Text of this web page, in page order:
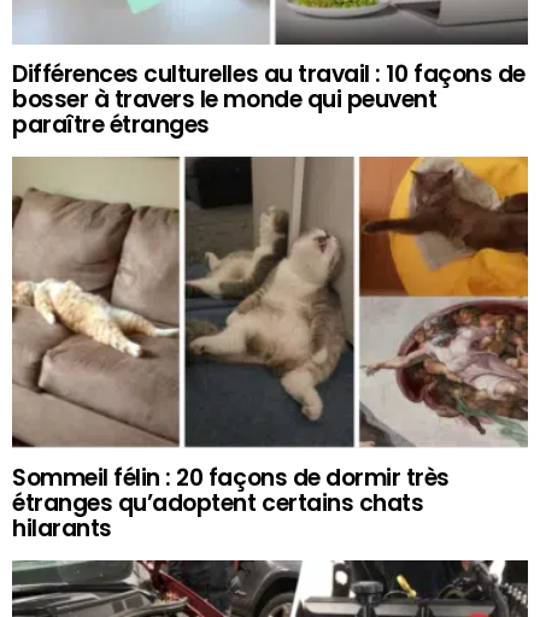
Différences culturelles au travail : 10 façons de
bosser à travers le monde qui peuvent
paraître étranges
Sommeil félin : 20 façons de dormir très
étranges qu’adoptent certains chats
hilarants